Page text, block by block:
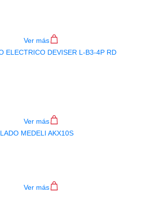
Ver más
Ver más
Ver más